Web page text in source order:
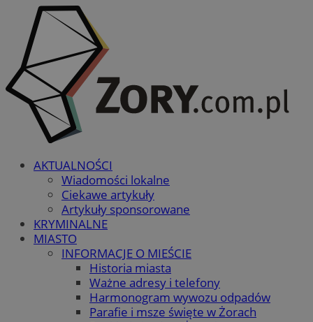
AKTUALNOŚCI
Wiadomości lokalne
Ciekawe artykuły
Artykuły sponsorowane
KRYMINALNE
MIASTO
INFORMACJE O MIEŚCIE
Historia miasta
Ważne adresy i telefony
Harmonogram wywozu odpadów
Parafie i msze święte w Żorach